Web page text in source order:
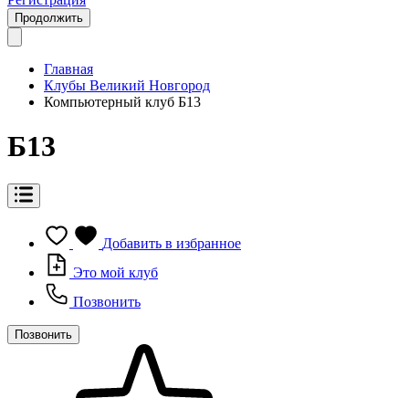
Продолжить
Главная
Клубы Великий Новгород
Компьютерный клуб Б13
Б13
Добавить в избранное
Это мой клуб
Позвонить
Позвонить